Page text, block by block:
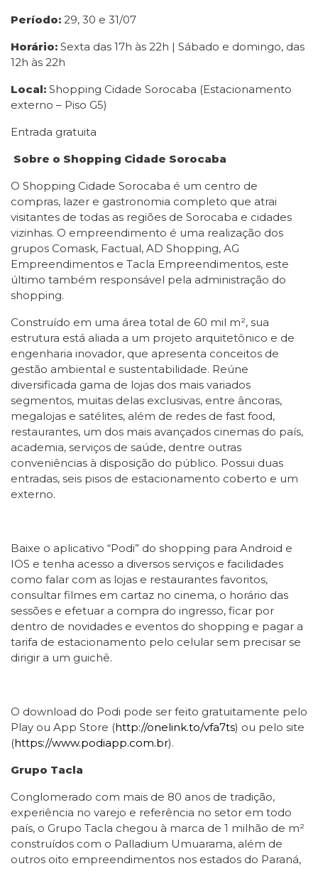
Período: 29, 30 e 31/07
Horário: Sexta das 17h às 22h | Sábado e domingo, das
12h às 22h
Local: Shopping Cidade Sorocaba (Estacionamento
externo – Piso G5)
Entrada gratuita
Sobre o Shopping Cidade Sorocaba
O Shopping Cidade Sorocaba é um centro de
compras, lazer e gastronomia completo que atrai
visitantes de todas as regiões de Sorocaba e cidades
vizinhas. O empreendimento é uma realização dos
grupos Comask, Factual, AD Shopping, AG
Empreendimentos e Tacla Empreendimentos, este
último também responsável pela administração do
shopping.
Construído em uma área total de 60 mil m², sua
estrutura está aliada a um projeto arquitetônico e de
engenharia inovador, que apresenta conceitos de
gestão ambiental e sustentabilidade. Reúne
diversificada gama de lojas dos mais variados
segmentos, muitas delas exclusivas, entre âncoras,
megalojas e satélites, além de redes de fast food,
restaurantes, um dos mais avançados cinemas do país,
academia, serviços de saúde, dentre outras
conveniências à disposição do público. Possui duas
entradas, seis pisos de estacionamento coberto e um
externo.
Baixe o aplicativo “Podi” do shopping para Android e
IOS e tenha acesso a diversos serviços e facilidades
como falar com as lojas e restaurantes favoritos,
consultar filmes em cartaz no cinema, o horário das
sessões e efetuar a compra do ingresso, ficar por
dentro de novidades e eventos do shopping e pagar a
tarifa de estacionamento pelo celular sem precisar se
dirigir a um guichê.
O download do Podi pode ser feito gratuitamente pelo
Play ou App Store (http://onelink.to/vfa7ts) ou pelo site
(https://www.podiapp.com.br).
Grupo Tacla
Conglomerado com mais de 80 anos de tradição,
experiência no varejo e referência no setor em todo
país, o Grupo Tacla chegou à marca de 1 milhão de m²
construídos com o Palladium Umuarama, além de
outros oito empreendimentos nos estados do Paraná,